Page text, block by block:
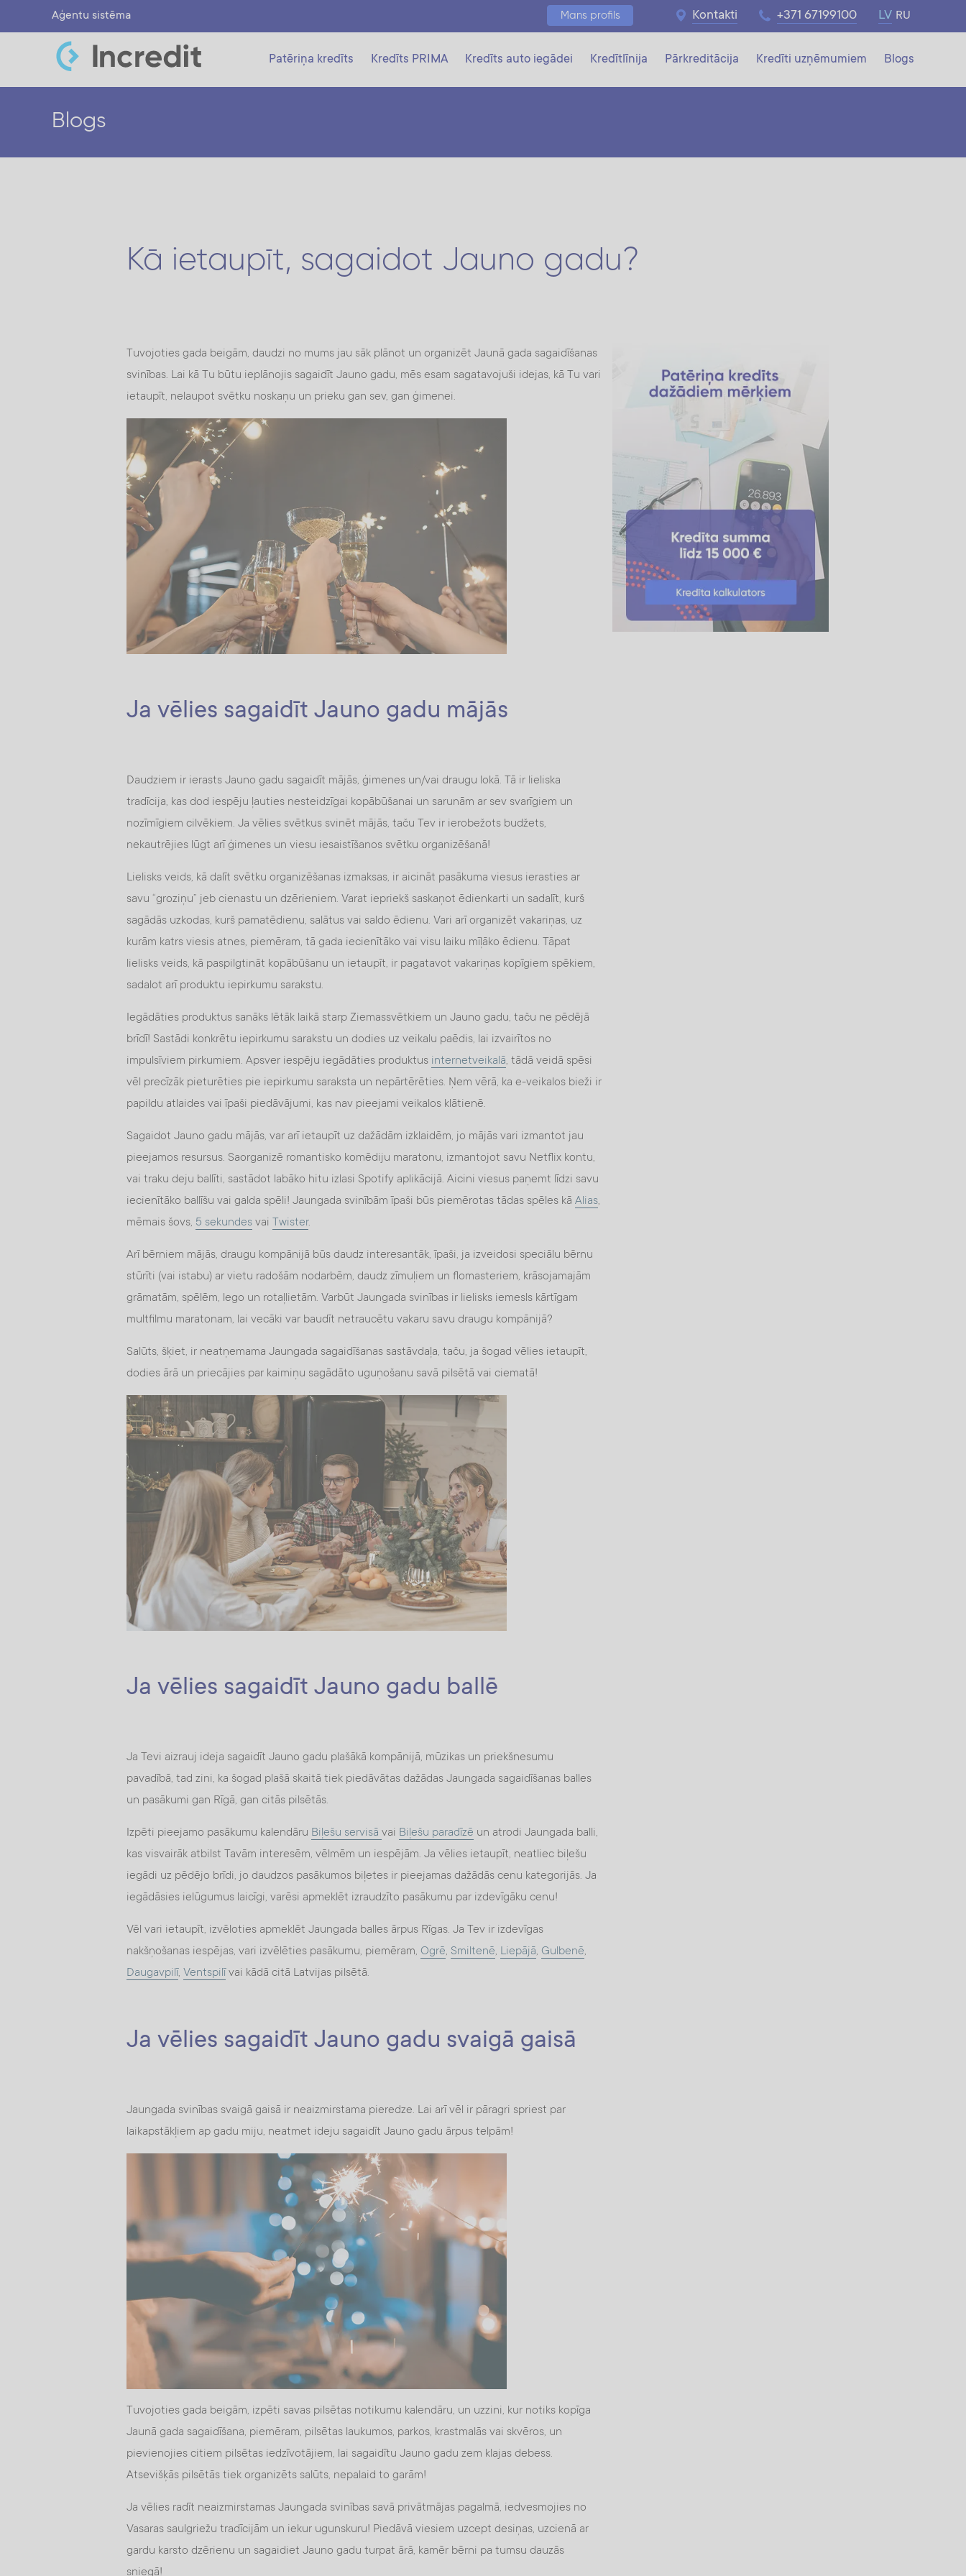
Aģentu sistēma Mans profils Kontakti +371 67199100 RU
LV
Patēriņa kredīts Kredīts PRIMA Kredīts auto iegādei Kredītlīnija Pārkreditācija Kredīti uzņēmumiem Blogs
Blogs
Kā ietaupīt, sagaidot Jauno gadu?
Tuvojoties gada beigām, daudzi no mums jau sāk plānot un organizēt Jaunā gada sagaidīšanas
svinības. Lai kā Tu būtu ieplānojis sagaidīt Jauno gadu, mēs esam sagatavojuši idejas, kā Tu vari
ietaupīt, nelaupot svētku noskaņu un prieku gan sev, gan ģimenei.
Ja vēlies sagaidīt Jauno gadu mājās
Daudziem ir ierasts Jauno gadu sagaidīt mājās, ģimenes un/vai draugu lokā. Tā ir lieliska
tradīcija, kas dod iespēju ļauties nesteidzīgai kopābūšanai un sarunām ar sev svarīgiem un
nozīmīgiem cilvēkiem. Ja vēlies svētkus svinēt mājās, taču Tev ir ierobežots budžets,
nekautrējies lūgt arī ģimenes un viesu iesaistīšanos svētku organizēšanā!
Lielisks veids, kā dalīt svētku organizēšanas izmaksas, ir aicināt pasākuma viesus ierasties ar
savu “groziņu” jeb cienastu un dzērieniem. Varat iepriekš saskaņot ēdienkarti un sadalīt, kurš
sagādās uzkodas, kurš pamatēdienu, salātus vai saldo ēdienu. Vari arī organizēt vakariņas, uz
kurām katrs viesis atnes, piemēram, tā gada iecienītāko vai visu laiku mīļāko ēdienu. Tāpat
lielisks veids, kā paspilgtināt kopābūšanu un ietaupīt, ir pagatavot vakariņas kopīgiem spēkiem,
sadalot arī produktu iepirkumu sarakstu.
Iegādāties produktus sanāks lētāk laikā starp Ziemassvētkiem un Jauno gadu, taču ne pēdējā
brīdī! Sastādi konkrētu iepirkumu sarakstu un dodies uz veikalu paēdis, lai izvairītos no
impulsīviem pirkumiem. Apsver iespēju iegādāties produktus internetveikalā, tādā veidā spēsi
vēl precīzāk pieturēties pie iepirkumu saraksta un nepārtērēties. Ņem vērā, ka e-veikalos bieži ir
papildu atlaides vai īpaši piedāvājumi, kas nav pieejami veikalos klātienē.
Sagaidot Jauno gadu mājās, var arī ietaupīt uz dažādām izklaidēm, jo mājās vari izmantot jau
pieejamos resursus. Saorganizē romantisko komēdiju maratonu, izmantojot savu Netflix kontu,
vai traku deju ballīti, sastādot labāko hitu izlasi Spotify aplikācijā. Aicini viesus paņemt līdzi savu
iecienītāko ballīšu vai galda spēli! Jaungada svinībām īpaši būs piemērotas tādas spēles kā Alias,
mēmais šovs, 5 sekundes vai Twister.
Arī bērniem mājās, draugu kompānijā būs daudz interesantāk, īpaši, ja izveidosi speciālu bērnu
stūrīti (vai istabu) ar vietu radošām nodarbēm, daudz zīmuļiem un flomasteriem, krāsojamajām
grāmatām, spēlēm, lego un rotaļlietām. Varbūt Jaungada svinības ir lielisks iemesls kārtīgam
multfilmu maratonam, lai vecāki var baudīt netraucētu vakaru savu draugu kompānijā?
Salūts, šķiet, ir neatņemama Jaungada sagaidīšanas sastāvdaļa, taču, ja šogad vēlies ietaupīt,
dodies ārā un priecājies par kaimiņu sagādāto uguņošanu savā pilsētā vai ciematā!
Ja vēlies sagaidīt Jauno gadu ballē
Ja Tevi aizrauj ideja sagaidīt Jauno gadu plašākā kompānijā, mūzikas un priekšnesumu
pavadībā, tad zini, ka šogad plašā skaitā tiek piedāvātas dažādas Jaungada sagaidīšanas balles
un pasākumi gan Rīgā, gan citās pilsētās.
Izpēti pieejamo pasākumu kalendāru Biļešu servisā vai Biļešu paradīzē un atrodi Jaungada balli,
kas visvairāk atbilst Tavām interesēm, vēlmēm un iespējām. Ja vēlies ietaupīt, neatliec biļešu
iegādi uz pēdējo brīdi, jo daudzos pasākumos biļetes ir pieejamas dažādās cenu kategorijās. Ja
iegādāsies ielūgumus laicīgi, varēsi apmeklēt izraudzīto pasākumu par izdevīgāku cenu!
Vēl vari ietaupīt, izvēloties apmeklēt Jaungada balles ārpus Rīgas. Ja Tev ir izdevīgas
nakšņošanas iespējas, vari izvēlēties pasākumu, piemēram, Ogrē, Smiltenē, Liepājā, Gulbenē,
Daugavpilī, Ventspilīvai kādā citā Latvijas pilsētā.
Ja vēlies sagaidīt Jauno gadu svaigā gaisā
Jaungada svinības svaigā gaisā ir neaizmirstama pieredze. Lai arī vēl ir pāragri spriest par
laikapstākļiem ap gadu miju, neatmet ideju sagaidīt Jauno gadu ārpus telpām!
Tuvojoties gada beigām, izpēti savas pilsētas notikumu kalendāru, un uzzini, kur notiks kopīga
Jaunā gada sagaidīšana, piemēram, pilsētas laukumos, parkos, krastmalās vai skvēros, un
pievienojies citiem pilsētas iedzīvotājiem, lai sagaidītu Jauno gadu zem klajas debess.
Atsevišķās pilsētās tiek organizēts salūts, nepalaid to garām!
Ja vēlies radīt neaizmirstamas Jaungada svinības savā privātmājas pagalmā, iedvesmojies no
Vasaras saulgriežu tradīcijām un iekur ugunskuru! Piedāvā viesiem uzcept desiņas, uzcienā ar
gardu karsto dzērienu un sagaidiet Jauno gadu turpat ārā, kamēr bērni pa tumsu dauzās
sniegā!